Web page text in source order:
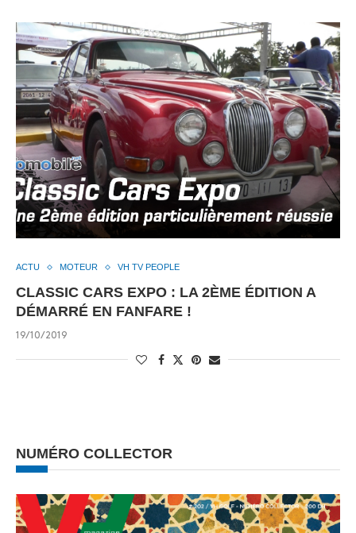
ACTU MOTEUR VH TV PEOPLE
CLASSIC CARS EXPO : LA 2ÈME ÉDITION A
DÉMARRÉ EN FANFARE !
19/10/2019
NUMÉRO COLLECTOR